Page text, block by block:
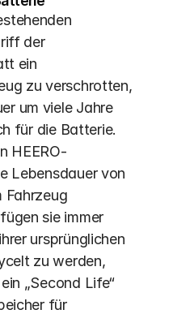
der
ein
zu verschrotten,
um viele Jahre
für die Batterie.
HEERO-
Lebensdauer von
Fahrzeug
sie immer
ursprünglichen
zu werden,
„Second Life“
für